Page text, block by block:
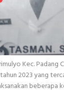
Kec. Padang
2023 yang
beberapa